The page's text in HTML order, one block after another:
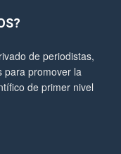
de periodistas,
para promover la
de primer nivel